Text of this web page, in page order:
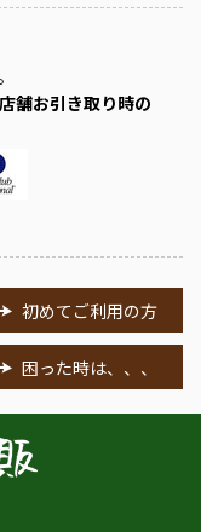
舗お引き取り時の
初めてご利用の方
困った時は、、、